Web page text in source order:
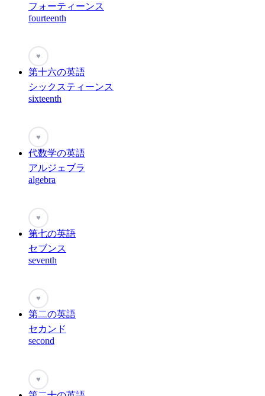
フォーティーンス
fourteenth
♥
第十六の英語
シックスティーンス
sixteenth
♥
代数学の英語
アルジェブラ
algebra
♥
第七の英語
セブンス
seventh
♥
第二の英語
セカンド
second
♥